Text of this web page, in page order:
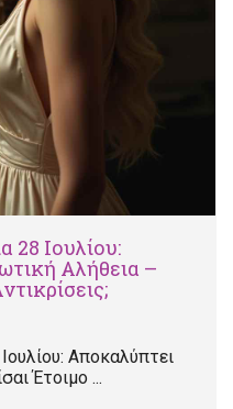
28 Ιουλίου:
Αλήθεια –
Αποκαλύπτει
Έτοιμο ...